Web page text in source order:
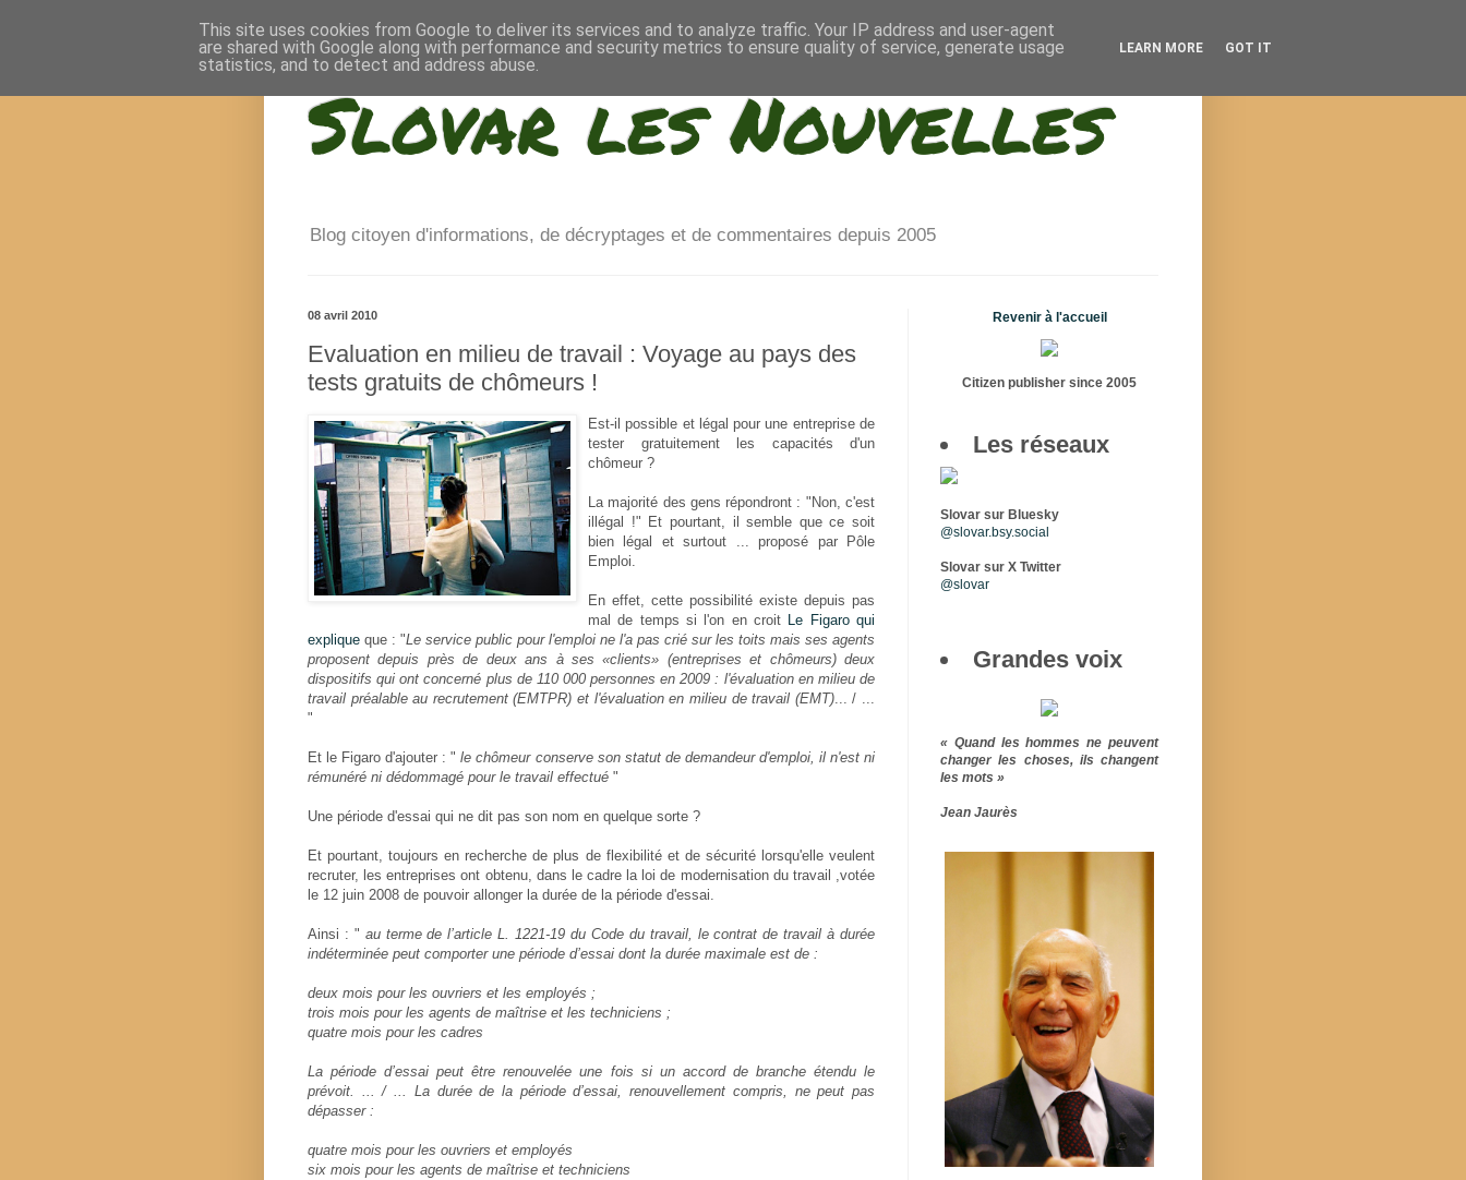
Slovar les Nouvelles
Blog citoyen d'informations, de décryptages et de commentaires depuis 2005
08 avril 2010
Evaluation en milieu de travail : Voyage au pays des
tests gratuits de chômeurs !
Est-il possible et légal pour une entreprise de
tester gratuitement les capacités d'un
chômeur ?
La majorité des gens répondront : "Non, c'est
illégal !" Et pourtant, il semble que ce soit
bien légal et surtout ... proposé par Pôle
Emploi.
En effet, cette possibilité existe depuis pas
mal de temps si l'on en croit Le Figaro qui
explique que : "Le service public pour l'emploi ne l'a pas crié sur les toits mais ses agents
proposent depuis près de deux ans à ses «clients» (entreprises et chômeurs) deux
dispositifs qui ont concerné plus de 110 000 personnes en 2009 : l'évaluation en milieu de
travail préalable au recrutement (EMTPR) et l'évaluation en milieu de travail (EMT)... / ...
"
Et le Figaro d'ajouter : " le chômeur conserve son statut de demandeur d'emploi, il n'est ni
rémunéré ni dédommagé pour le travail effectué "
Une période d'essai qui ne dit pas son nom en quelque sorte ?
Et pourtant, toujours en recherche de plus de flexibilité et de sécurité lorsqu'elle veulent
recruter, les entreprises ont obtenu, dans le cadre la loi de modernisation du travail ,votée
le 12 juin 2008 de pouvoir allonger la durée de la période d'essai.
Ainsi : " au terme de l’article L. 1221-19 du Code du travail, le contrat de travail à durée
indéterminée peut comporter une période d’essai dont la durée maximale est de :
deux mois pour les ouvriers et les employés ;
trois mois pour les agents de maîtrise et les techniciens ;
quatre mois pour les cadres
La période d’essai peut être renouvelée une fois si un accord de branche étendu le
prévoit. ... / ... La durée de la période d’essai, renouvellement compris, ne peut pas
dépasser :
quatre mois pour les ouvriers et employés
six mois pour les agents de maîtrise et techniciens
Revenir à l'accueil
Citizen publisher since 2005
Les réseaux
Slovar sur Bluesky
@slovar.bsy.social
Slovar sur X Twitter
@slovar
Grandes voix
« Quand les hommes ne peuvent
changer les choses, ils changent
les mots »
Jean Jaurès
This site uses cookies from Google to deliver its services and to analyze traffic. Your IP address and user-agent
are shared with Google along with performance and security metrics to ensure quality of service, generate usage
statistics, and to detect and address abuse.
LEARN MORE GOT IT